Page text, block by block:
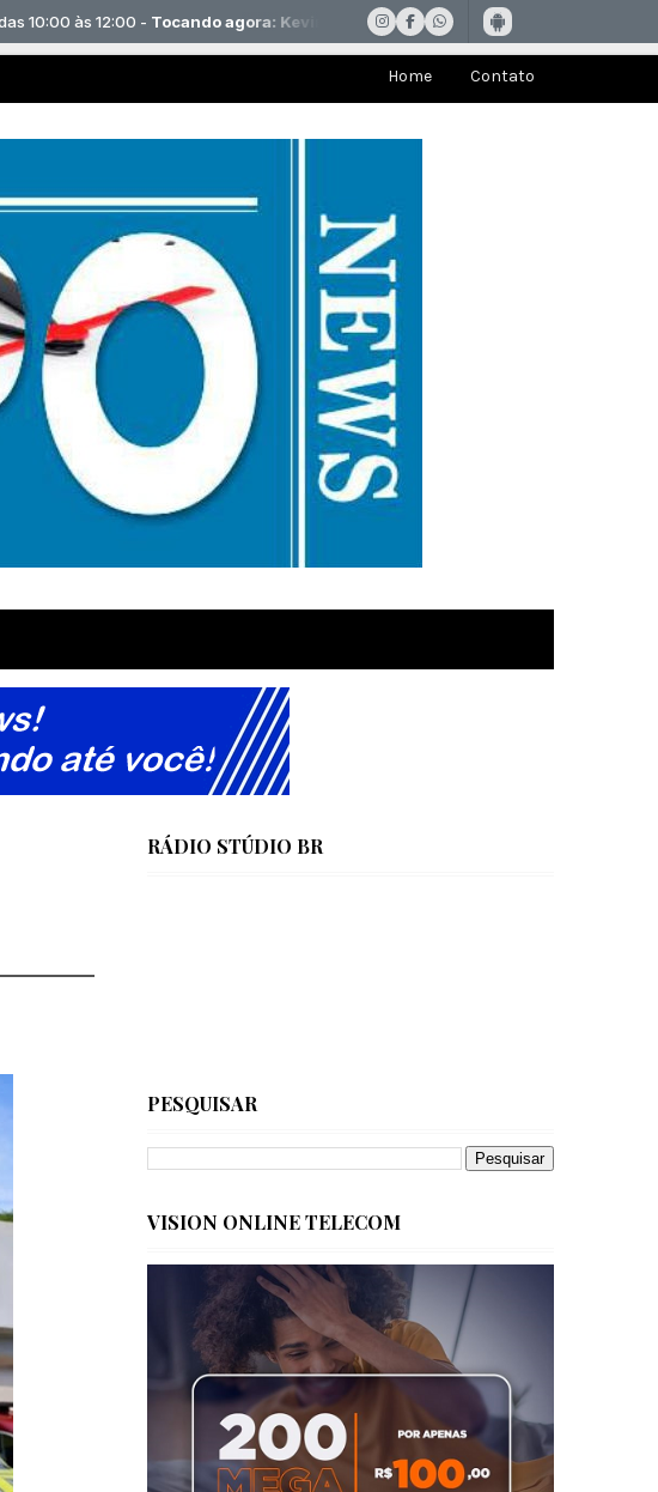
Home Contato
RÁDIO STÚDIO BR
PESQUISAR
VISION ONLINE TELECOM